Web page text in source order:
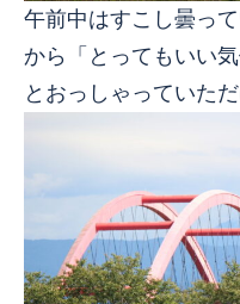
午前中はすこし曇っ
から「とってもいい
とおっしゃっていただ